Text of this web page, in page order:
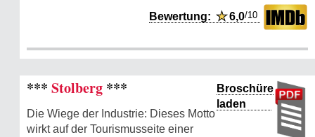
Bewertung:★6,0/10
Broschüre
laden
*** Stolberg ***
Die Wiege der Industrie: Dieses Motto
wirkt auf der Tourismusseite einer